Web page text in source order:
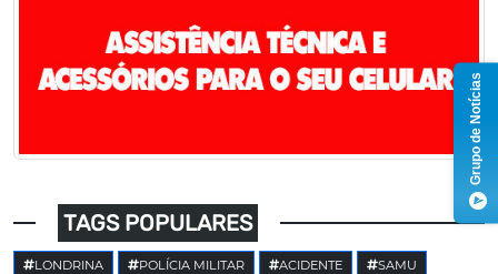
TAGS POPULARES
LONDRINA POLÍCIA MILITAR ACIDENTE SAMU
Grupo de Notícias